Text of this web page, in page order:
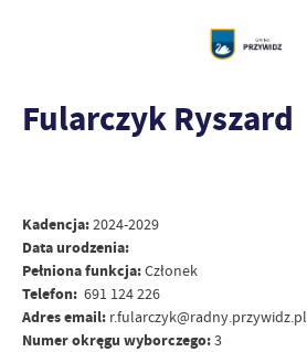
Fularczyk Ryszard
Kadencja:2024-2029
Data urodzenia:
Pełniona funkcja:Członek
Telefon: 691 124 226
Adres email: r.fularczyk@radny.przywidz.pl
Numer okręgu wyborczego:3